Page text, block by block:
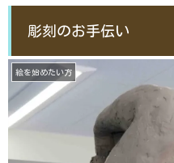
彫刻のお手伝い
絵を始めたい方